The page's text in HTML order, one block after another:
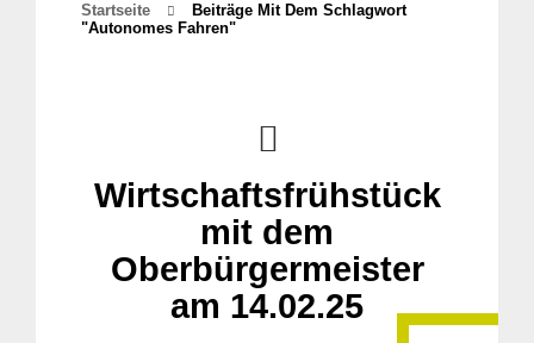
Startseite
Beiträge Mit Dem Schlagwort
"autonomes Fahren"
Wirtschaftsfrühstück
mit dem
Oberbürgermeister
am 14.02.25